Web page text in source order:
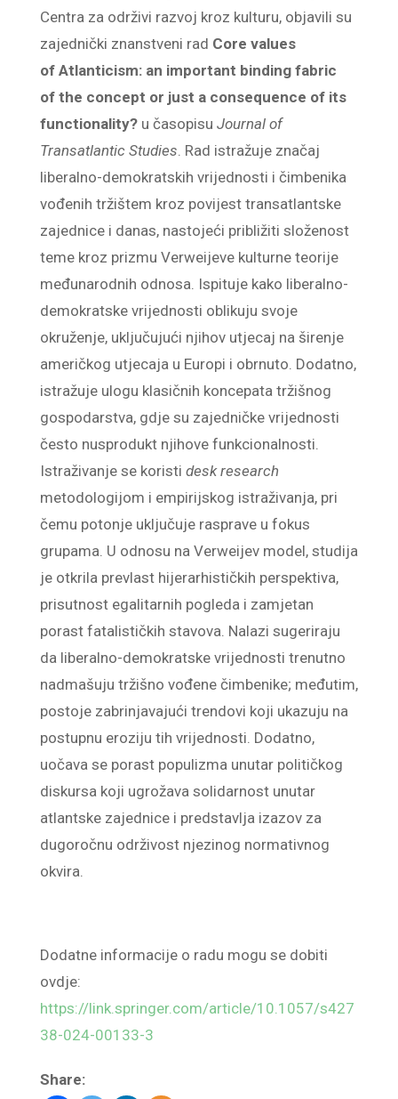
Centra za održivi razvoj kroz kulturu, objavili su
zajednički znanstveni rad Core values
of Atlanticism: an important binding fabric
of the concept or just a consequence of its
functionality? u časopisu Journal of
Transatlantic Studies . Rad istražuje značaj
liberalno-demokratskih vrijednosti i čimbenika
vođenih tržištem kroz povijest transatlantske
zajednice i danas, nastojeći približiti složenost
teme kroz prizmu Verweijeve kulturne teorije
međunarodnih odnosa. Ispituje kako liberalno-
demokratske vrijednosti oblikuju svoje
okruženje, uključujući njihov utjecaj na širenje
američkog utjecaja u Europi i obrnuto. Dodatno,
istražuje ulogu klasičnih koncepata tržišnog
gospodarstva, gdje su zajedničke vrijednosti
često nusprodukt njihove funkcionalnosti.
Istraživanje se koristi desk research
metodologijom i empirijskog istraživanja, pri
čemu potonje uključuje rasprave u fokus
grupama. U odnosu na Verweijev model, studija
je otkrila prevlast hijerarhističkih perspektiva,
prisutnost egalitarnih pogleda i zamjetan
porast fatalističkih stavova. Nalazi sugeriraju
da liberalno-demokratske vrijednosti trenutno
nadmašuju tržišno vođene čimbenike; međutim,
postoje zabrinjavajući trendovi koji ukazuju na
postupnu eroziju tih vrijednosti. Dodatno,
uočava se porast populizma unutar političkog
diskursa koji ugrožava solidarnost unutar
atlantske zajednice i predstavlja izazov za
dugoročnu održivost njezinog normativnog
okvira.
Dodatne informacije o radu mogu se dobiti
ovdje:
https://link.springer.com/article/10.1057/s427
38-024-00133-3
Share: